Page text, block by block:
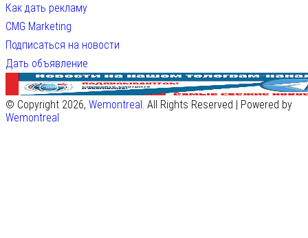
Как дать рекламу
CMG Marketing
Подписаться на новости
Дать объявление
© Copyright 2026, Wemontreal . All Rights Reserved | Powered by
Wemontreal